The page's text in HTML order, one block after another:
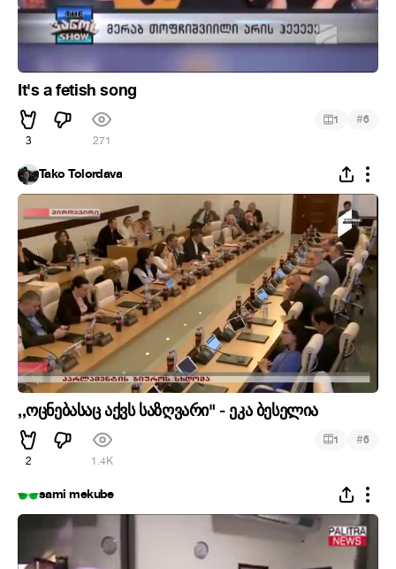
It's a fetish song
3 271
1 #6
Tako Tolordava
,,ოცნებასაც აქვს საზღვარი" - ეკა ბესელია
2 1.4K
1 #6
sami mekube